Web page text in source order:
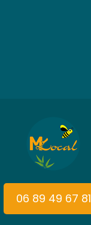
06 89 49 67 81